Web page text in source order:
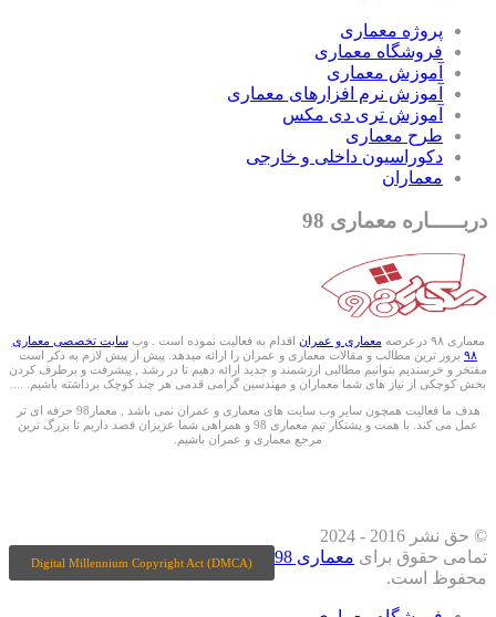
پروژه معماری
فروشگاه معماری
آموزش معماری
آموزش نرم افزارهای معماری
آموزش تری دی مکس
طرح معماری
دکوراسیون داخلی و خارجی
معماران
دربـــــاره معماری 98
معماری ۹۸ درعرصه معماری و عمران اقدام به فعالیت نموده است . وبسایت تخصصی معماری
۹۸ بروز ترین مطالب و مقالات معماری و عمران را ارائه میدهد. پیش از پیش لازم به ذکر است
مفتخر و خرسندیم بتوانیم مطالبی ارزشمند و جدید ارائه دهیم تا در رشد , پیشرفت و برطرف کردن
بخش کوچکی از نیاز های شما معماران و مهندسین گرامی قدمی هر چند کوچک برداشته باشیم. ....
هدف ما فعالیت همچون سایر وب سایت های معماری و عمران نمی باشد , معمار98 حرفه ای تر
عمل می کند. با همت و پشتکار تیم معماری 98 و همراهی شما عزیزان قصد داریم تا بزرگ ترین
مرجع معماری و عمران باشیم.
Digital Millennium Copyright Act (DMCA)
© حق نشر 2016 - 2024
تمامی حقوق برای معماری 98
محفوظ است.